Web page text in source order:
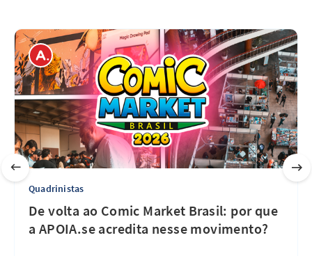
Quadrinistas
De volta ao Comic Market Brasil: por que
a APOIA.se acredita nesse movimento?